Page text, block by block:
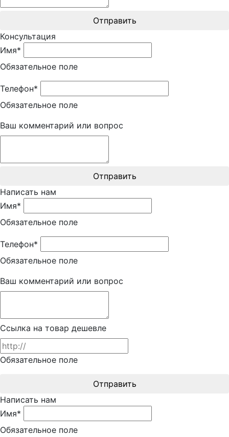
Отправить
Консультация
Имя*
Обязательное поле
Телефон*
Обязательное поле
Ваш комментарий или вопрос
Отправить
Написать нам
Имя*
Обязательное поле
Телефон*
Обязательное поле
Ваш комментарий или вопрос
Ссылка на товар дешевле
Обязательное поле
Отправить
Написать нам
Имя*
Обязательное поле